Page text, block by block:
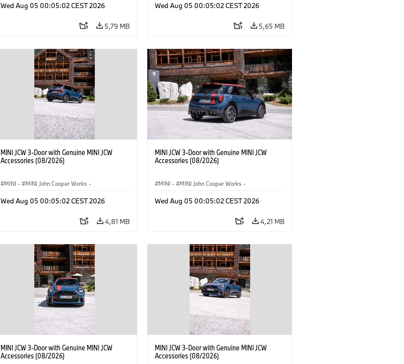
Wed Aug 05 00:05:02 CEST 2026
5,79 MB
Wed Aug 05 00:05:02 CEST 2026
5,65 MB
MINI JCW 3-Door with Genuine MINI JCW
Accessories (08/2026)
MINI · MINI John Cooper Works ·
Wed Aug 05 00:05:02 CEST 2026
4,81 MB
MINI JCW 3-Door with Genuine MINI JCW
Accessories (08/2026)
MINI · MINI John Cooper Works ·
Wed Aug 05 00:05:02 CEST 2026
4,21 MB
MINI JCW 3-Door with Genuine MINI JCW
Accessories (08/2026)
MINI JCW 3-Door with Genuine MINI JCW
Accessories (08/2026)